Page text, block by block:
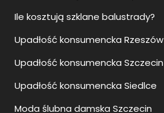
Ile kosztują szklane balustrady?
Upadłość konsumencka Rzeszów
Upadłość konsumencka Szczecin
Upadłość konsumencka Siedlce
Moda ślubna damska Szczecin